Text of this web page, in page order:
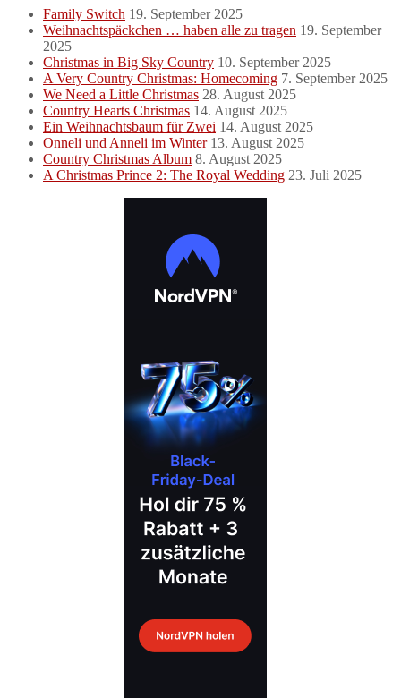
Family Switch 19. September 2025
Weihnachtspäckchen … haben alle zu tragen 19. September
2025
Christmas in Big Sky Country 10. September 2025
A Very Country Christmas: Homecoming 7. September 2025
We Need a Little Christmas 28. August 2025
Country Hearts Christmas 14. August 2025
Ein Weihnachtsbaum für Zwei 14. August 2025
Onneli und Anneli im Winter 13. August 2025
Country Christmas Album 8. August 2025
A Christmas Prince 2: The Royal Wedding 23. Juli 2025